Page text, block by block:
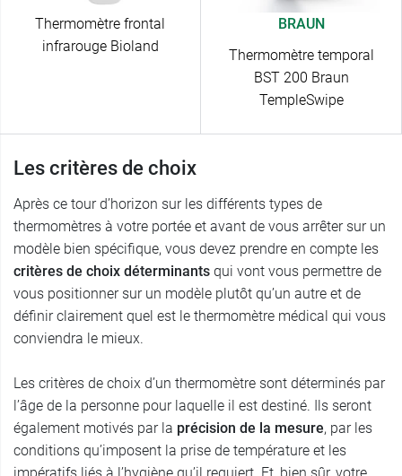
Thermomètre frontal
infrarouge Bioland
BRAUN
Thermomètre temporal
BST 200 Braun
TempleSwipe
Les critères de choix
Après ce tour d’horizon sur les différents types de
thermomètres à votre portée et avant de vous arrêter sur un
modèle bien spécifique, vous devez prendre en compte les
critères de choix déterminants qui vont vous permettre de
vous positionner sur un modèle plutôt qu’un autre et de
définir clairement quel est le thermomètre médical qui vous
conviendra le mieux.
Les critères de choix d’un thermomètre sont déterminés par
l’âge de la personne pour laquelle il est destiné. Ils seront
également motivés par la précision de la mesure, par les
conditions qu’imposent la prise de température et les